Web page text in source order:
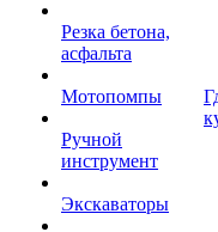
Резка бетона,
асфальта
Мотопомпы
Ручной
инструмент
Экскаваторы